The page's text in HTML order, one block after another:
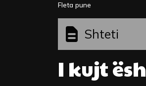
Fleta pune
Shteti
I kujt